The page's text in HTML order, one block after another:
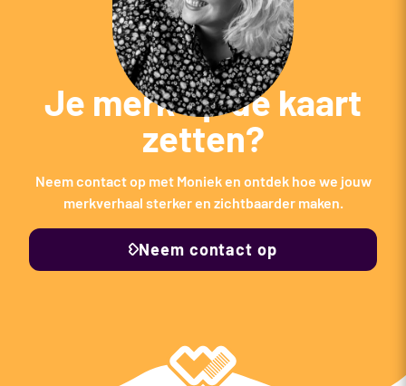
Je merk op de kaart
zetten?
Neem contact op met Moniek en ontdek hoe we jouw
merkverhaal sterker en zichtbaarder maken.
Neem contact op